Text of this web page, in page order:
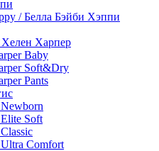
/ Белла Бэйби Хэппи
Хелен Харпер
Baby
Soft&Dry
Pants
Soft
Comfort